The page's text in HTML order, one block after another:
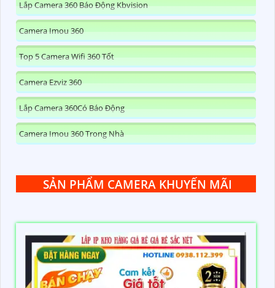
Lắp Camera 360 Báo Động Kbvision
Camera Imou 360
Top 5 Camera Wifi 360 Tốt
Camera Ezviz 360
Lắp Camera 360Có Báo Động
Camera Imou 360 Trong Nhà
SẢN PHẨM CAMERA KHUYẾN MÃI